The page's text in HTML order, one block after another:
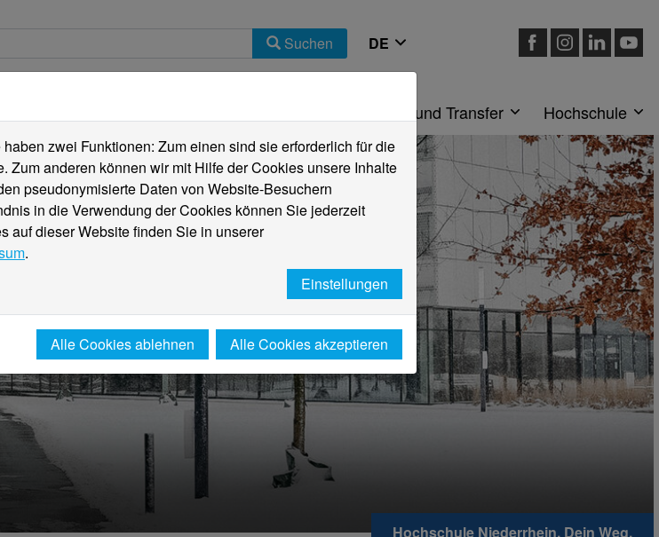
Suchen
Forschung und Transfer Hochschule
Hochschule Niederrhein. Dein Weg.
zwei Funktionen: Zum einen sind sie erforderlich für die
Zum anderen können wir mit Hilfe der Cookies unsere Inhalte
pseudonymisierte Daten von Website-Besuchern
in die Verwendung der Cookies können Sie jederzeit
auf dieser Website finden Sie in unserer
.
Einstellungen
Alle Cookies ablehnen Alle Cookies akzeptieren